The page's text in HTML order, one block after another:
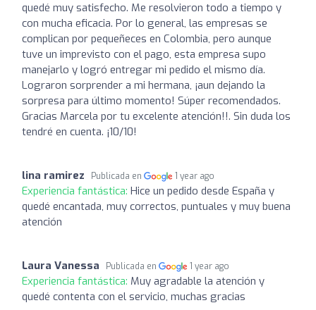
quedé muy satisfecho. Me resolvieron todo a tiempo y
con mucha eficacia. Por lo general, las empresas se
complican por pequeñeces en Colombia, pero aunque
tuve un imprevisto con el pago, esta empresa supo
manejarlo y logró entregar mi pedido el mismo día.
Lograron sorprender a mi hermana, ¡aun dejando la
sorpresa para último momento! Súper recomendados.
Gracias Marcela por tu excelente atención!!. Sin duda los
tendré en cuenta. ¡10/10!
lina ramirez Publicada en 1 year ago
Experiencia fantástica: Hice un pedido desde España y
quedé encantada, muy correctos, puntuales y muy buena
atención
Laura Vanessa Publicada en 1 year ago
Experiencia fantástica: Muy agradable la atención y
quedé contenta con el servicio, muchas gracias